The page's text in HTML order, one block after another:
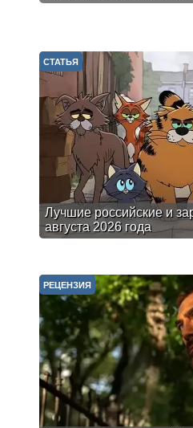
Лучшие российские и
августа 2026 года
СТАТЬЯ
РЕЦЕНЗИЯ